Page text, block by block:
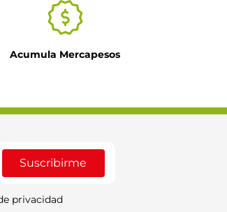
Acumula Mercapesos
Suscribirme
privacidad